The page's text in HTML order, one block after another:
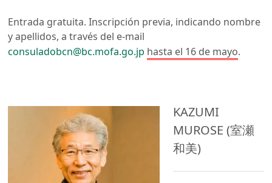
Entrada gratuita. Inscripción previa, indicando nombre
y apellidos, a través del e-mail
consuladobcn@bc.mofa.go.jp hasta el 16 de mayo.
KAZUMI
MUROSE (室瀬
和美)